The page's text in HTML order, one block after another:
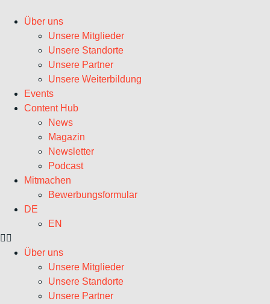
Inhalt
wechseln
Über uns
Unsere Mitglieder
Unsere Standorte
Unsere Partner
Unsere Weiterbildung
Events
Content Hub
News
Magazin
Newsletter
Podcast
Mitmachen
Bewerbungsformular
DE
EN
Über uns
Unsere Mitglieder
Unsere Standorte
Unsere Partner